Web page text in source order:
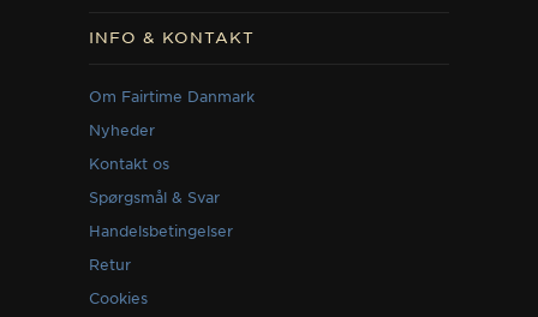
INFO & KONTAKT
Om Fairtime Danmark
Nyheder
Kontakt os
Spørgsmål & Svar
Handelsbetingelser
Retur
Cookies